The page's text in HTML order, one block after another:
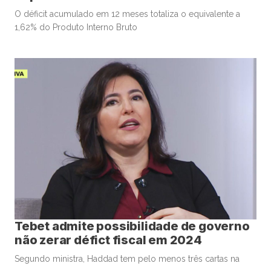
O déficit acumulado em 12 meses totaliza o equivalente a
1,62% do Produto Interno Bruto
Tebet admite possibilidade de governo
não zerar défict fiscal em 2024
Segundo ministra, Haddad tem pelo menos três cartas na